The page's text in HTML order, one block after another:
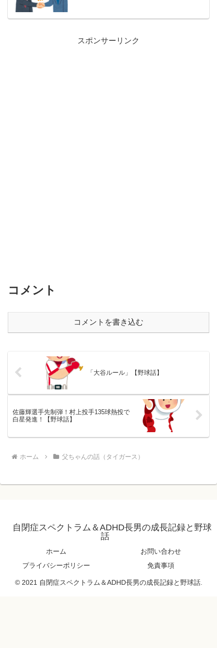
スポンサーリンク
コメント
コメントを書き込む
「大谷ルール」【野球話】
佐藤輝選手先制弾！村上投手135球熱投で
白星発進！【野球話】
ホーム 父ちゃんの話（タイガース）
自閉症スペクトラム＆ADHD長男の成長記録と野球
話
ホーム
お問い合わせ
プライバシーポリシー
免責事項
© 2021 自閉症スペクトラム＆ADHD長男の成長記録と野球話.